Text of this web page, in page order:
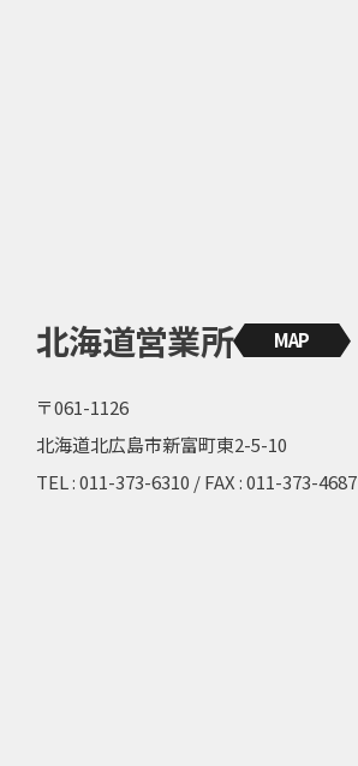
北海道営業所 MAP
〒061-1126
北海道北広島市新富町東2-5-10
TEL : 011-373-6310 / FAX : 011-373-4687